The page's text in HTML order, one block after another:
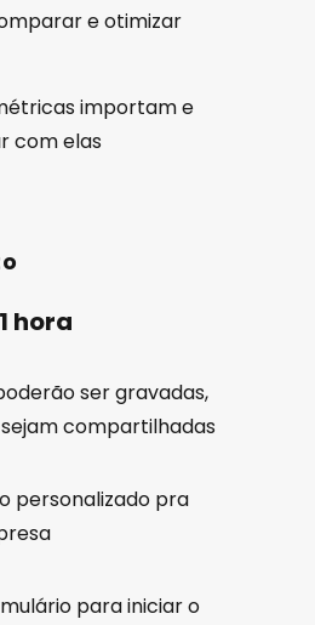
e otimizar
importam e
com elas
hora
ser gravadas,
compartilhadas
personalizado pra
para iniciar o